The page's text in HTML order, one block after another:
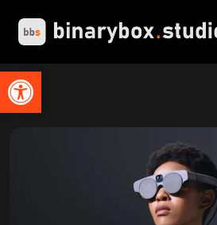
Abrir barra de herramientas